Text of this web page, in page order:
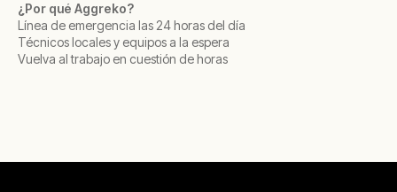
¿Por qué Aggreko?
Línea de emergencia las 24 horas del día
Técnicos locales y equipos a la espera
Vuelva al trabajo en cuestión de horas